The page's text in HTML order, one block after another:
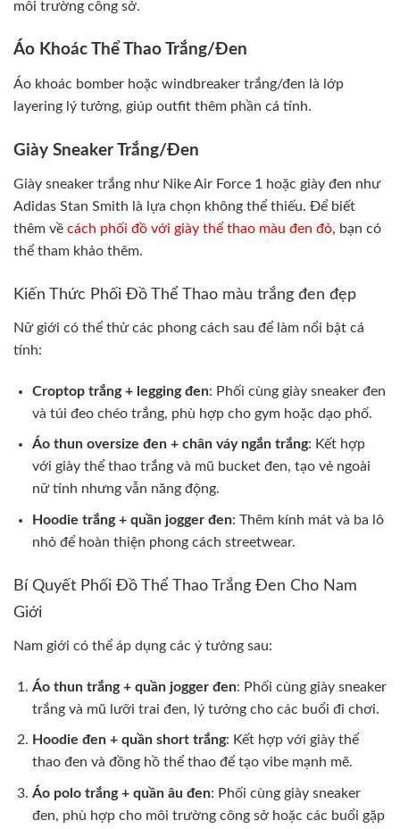
môi trường công sở.
Áo Khoác Thể Thao Trắng/Đen
Áo khoác bomber hoặc windbreaker trắng/đen là lớp
layering lý tưởng, giúp outfit thêm phần cá tính.
Giày Sneaker Trắng/Đen
Giày sneaker trắng như Nike Air Force 1 hoặc giày đen như
Adidas Stan Smith là lựa chọn không thể thiếu. Để biết
thêm về cách phối đồ với giày thể thao màu đen đỏ, bạn có
thể tham khảo thêm.
Kiến Thức Phối Đồ Thể Thao màu trắng đen đẹp
Nữ giới có thể thử các phong cách sau để làm nổi bật cá
tính:
Croptop trắng + legging đen: Phối cùng giày sneaker đen
và túi đeo chéo trắng, phù hợp cho gym hoặc dạo phố.
Áo thun oversize đen + chân váy ngắn trắng: Kết hợp
với giày thể thao trắng và mũ bucket đen, tạo vẻ ngoài
nữ tính nhưng vẫn năng động.
Hoodie trắng + quần jogger đen: Thêm kính mát và ba lô
nhỏ để hoàn thiện phong cách streetwear.
Bí Quyết Phối Đồ Thể Thao Trắng Đen Cho Nam
Giới
Nam giới có thể áp dụng các ý tưởng sau:
Áo thun trắng + quần jogger đen: Phối cùng giày sneaker
trắng và mũ lưỡi trai đen, lý tưởng cho các buổi đi chơi.
Hoodie đen + quần short trắng: Kết hợp với giày thể
thao đen và đồng hồ thể thao để tạo vibe mạnh mẽ.
Áo polo trắng + quần âu đen: Phối cùng giày sneaker
đen, phù hợp cho môi trường công sở hoặc các buổi gặp